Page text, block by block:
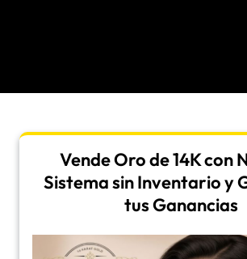
Vende Oro de 14K con
Sistema sin Inventario y
tus Ganancias